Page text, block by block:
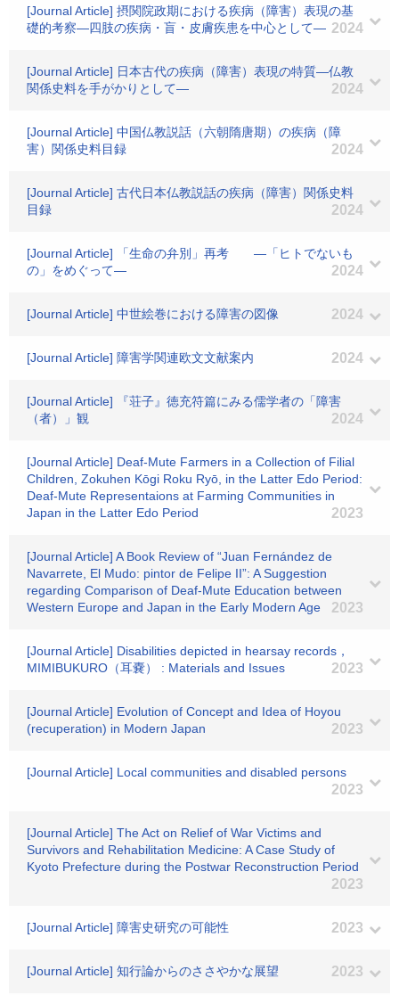
[Journal Article] 摂関院政期における疾病（障害）表現の基
礎的考察―四肢の疾病・盲・皮膚疾患を中心として― 2024
[Journal Article] 日本古代の疾病（障害）表現の特質―仏教
関係史料を手がかりとして―
2024
[Journal Article] 中国仏教説話（六朝隋唐期）の疾病（障
害）関係史料目録
2024
[Journal Article] 古代日本仏教説話の疾病（障害）関係史料
目録
2024
[Journal Article] 「生命の弁別」再考 ―「ヒトでないも
の」をめぐって―
2024
[Journal Article] 中世絵巻における障害の図像 2024
[Journal Article] 障害学関連欧文文献案内 2024
[Journal Article] 『荘子』徳充符篇にみる儒学者の「障害
（者）」観
2024
[Journal Article] Deaf-Mute Farmers in a Collection of Filial
Children, Zokuhen Kōgi Roku Ryō, in the Latter Edo Period:
Deaf-Mute Representaions at Farming Communities in
Japan in the Latter Edo Period
2023
[Journal Article] A Book Review of “Juan Fernández de
Navarrete, El Mudo: pintor de Felipe II”: A Suggestion
regarding Comparison of Deaf-Mute Education between
Western Europe and Japan in the Early Modern Age
2023
[Journal Article] Disabilities depicted in hearsay records，
MIMIBUKURO（耳嚢） : Materials and Issues
2023
[Journal Article] Evolution of Concept and Idea of Hoyou
(recuperation) in Modern Japan
2023
[Journal Article] Local communities and disabled persons
2023
[Journal Article] The Act on Relief of War Victims and
Survivors and Rehabilitation Medicine: A Case Study of
Kyoto Prefecture during the Postwar Reconstruction Period
2023
[Journal Article] 障害史研究の可能性 2023
[Journal Article] 知行論からのささやかな展望 2023